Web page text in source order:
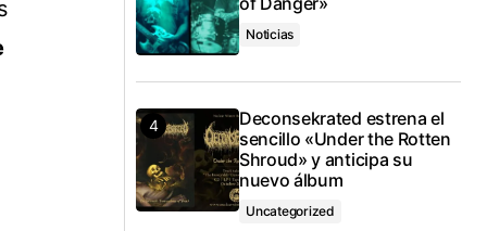
Noticias
Deconsekrated estrena el
sencillo «Under the Rotten
Shroud» y anticipa su
nuevo álbum
Uncategorized